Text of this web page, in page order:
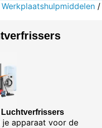
Werkplaatshulpmiddelen
Luchtverfrissers
apparaat voor de